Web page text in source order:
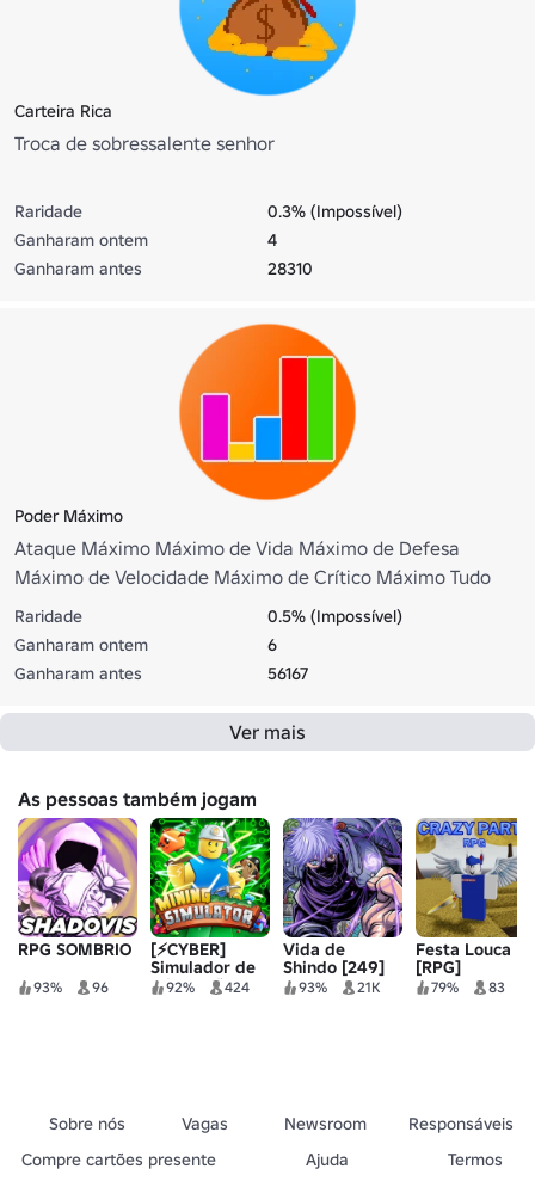
Carteira Rica
Troca de sobressalente senhor
Raridade
0.3% (Impossível)
Ganharam ontem
4
Ganharam antes
28310
Poder Máximo
Ataque Máximo Máximo de Vida Máximo de Defesa
Máximo de Velocidade Máximo de Crítico Máximo Tudo
Raridade
0.5% (Impossível)
Ganharam ontem
6
Ganharam antes
56167
Ver mais
As pessoas também jogam
RPG SOMBRIO
93% 96
[⚡CYBER]
Simulador de
Mineração
92% 424
Vida de
Shindo [249]
93% 21K
Festa Louca
[RPG]
79% 83
Sobre nós Vagas Newsroom
Responsáveis
Compre cartões presente
Ajuda Termos